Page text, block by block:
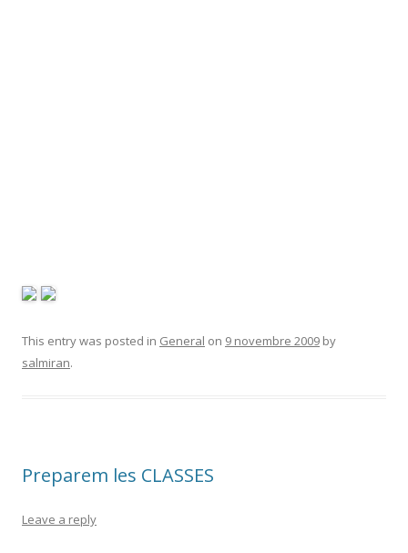
This entry was posted in General on 9 novembre 2009 by
salmiran.
Preparem les CLASSES
Leave a reply